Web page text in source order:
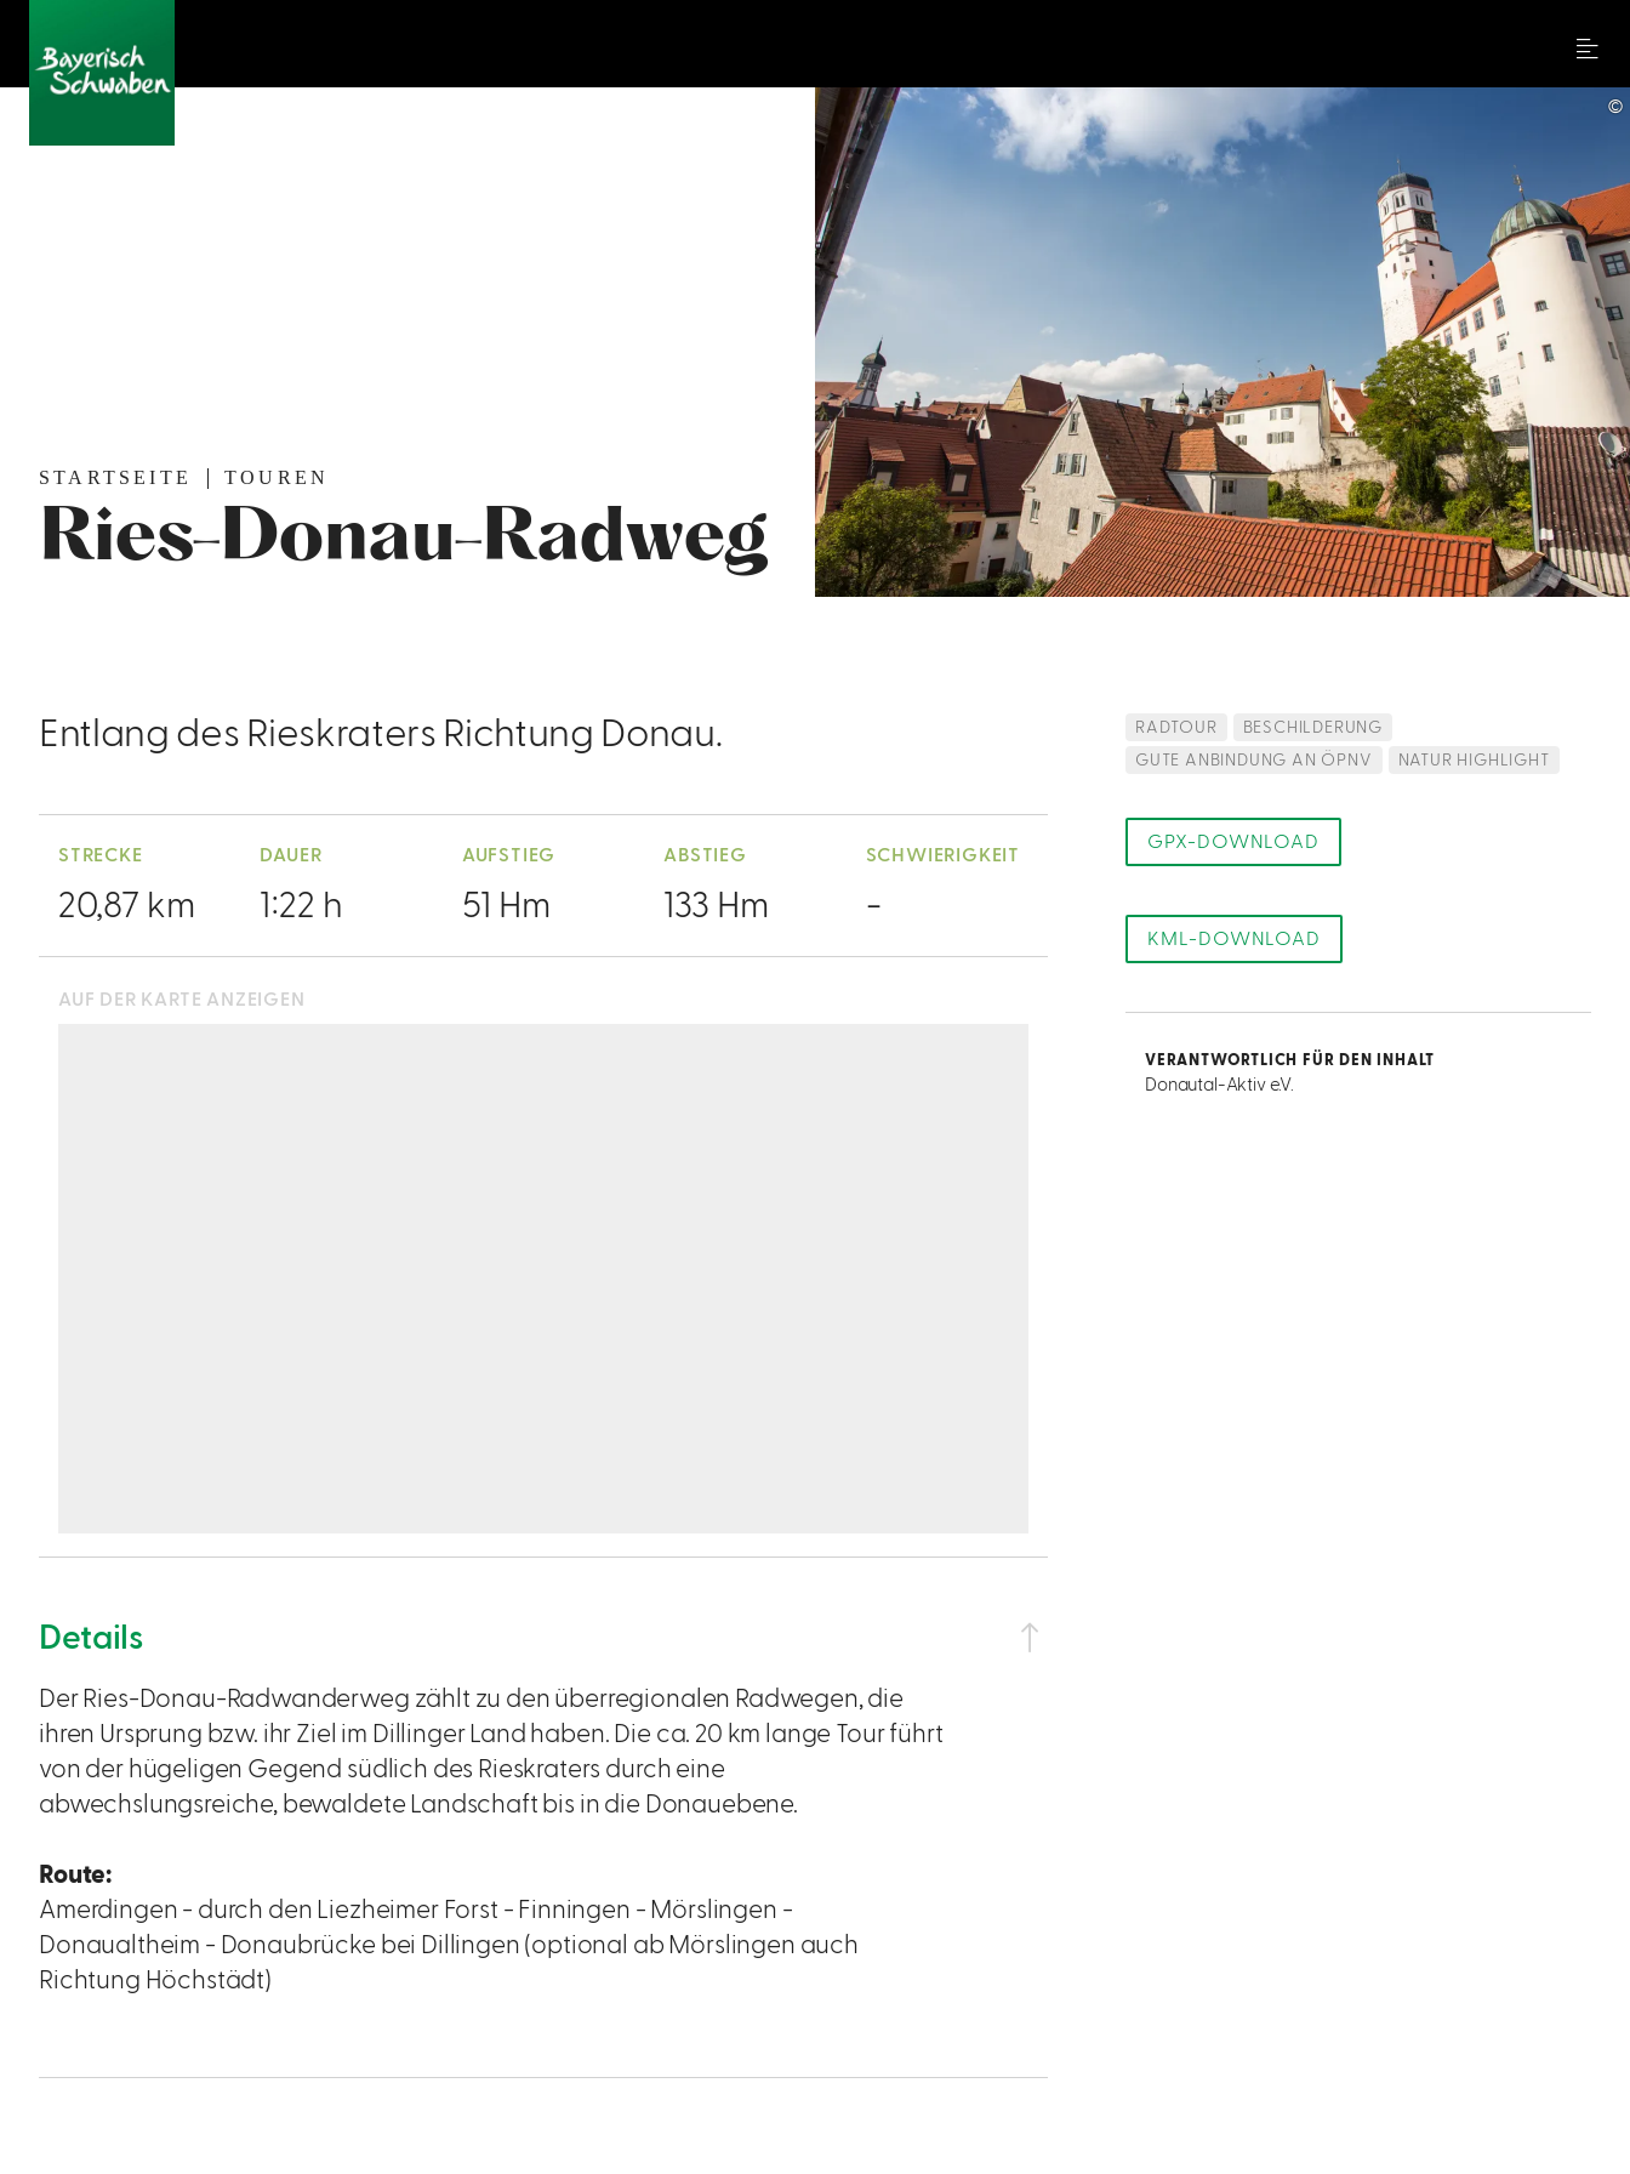
Menu
STARTSEITE TOUREN
Ries-Donau-Radweg
©
Entlang des Rieskraters Richtung Donau.
STRECKE
20,87 km
DAUER
1:22 h
AUFSTIEG
51 Hm
ABSTIEG
133 Hm
SCHWIERIGKEIT
-
AUF DER KARTE ANZEIGEN
Details
Der Ries-Donau-Radwanderweg zählt zu den überregionalen Radwegen, die
ihren Ursprung bzw. ihr Ziel im Dillinger Land haben. Die ca. 20 km lange Tour führt
von der hügeligen Gegend südlich des Rieskraters durch eine
abwechslungsreiche, bewaldete Landschaft bis in die Donauebene.
Route:
Amerdingen - durch den Liezheimer Forst - Finningen - Mörslingen -
Donaualtheim - Donaubrücke bei Dillingen (optional ab Mörslingen auch
Richtung Höchstädt)
RADTOUR
BESCHILDERUNG
GUTE ANBINDUNG AN ÖPNV
NATUR HIGHLIGHT
GPX-DOWNLOAD
KML-DOWNLOAD
VERANTWORTLICH FÜR DEN INHALT
Donautal-Aktiv e.V.